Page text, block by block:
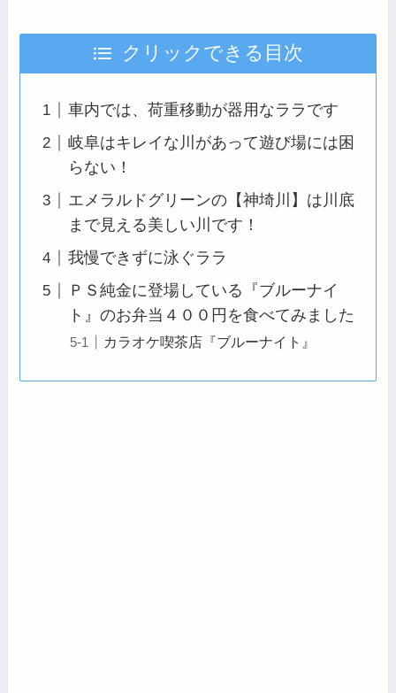
クリックできる目次
車内では、荷重移動が器用なララです
岐阜はキレイな川があって遊び場には困
らない！
エメラルドグリーンの【神埼川】は川底
まで見える美しい川です！
我慢できずに泳ぐララ
ＰＳ純金に登場している『ブルーナイ
ト』のお弁当４００円を食べてみました
カラオケ喫茶店『ブルーナイト』